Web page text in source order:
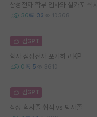
삼성전자 학부 입사와 설카포 석
36 33 10368
김GPT
학사 삼성전자 포기하고 KP
0 5 3610
김GPT
삼성 학사졸 취직 vs 박사졸